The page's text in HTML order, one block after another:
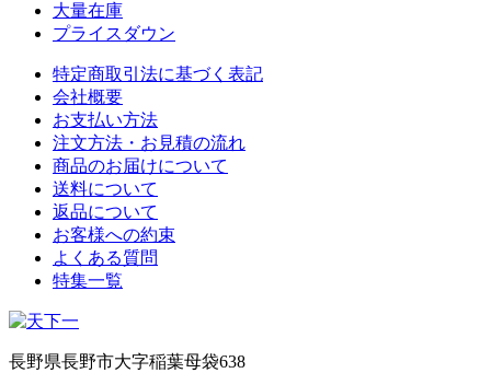
大量在庫
プライスダウン
特定商取引法に基づく表記
会社概要
お支払い方法
注文方法・お見積の流れ
商品のお届けについて
送料について
返品について
お客様への約束
よくある質問
特集一覧
長野県長野市大字稲葉母袋638